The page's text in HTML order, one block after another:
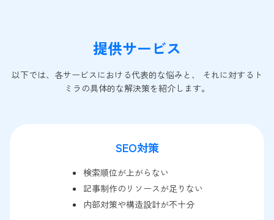
提供サービス
以下では、各サービスにおける代表的な悩みと、 それに対するト
ミラの具体的な解決策を紹介します。
SEO対策
検索順位が上がらない
記事制作のリソースが足りない
内部対策や構造設計が不十分